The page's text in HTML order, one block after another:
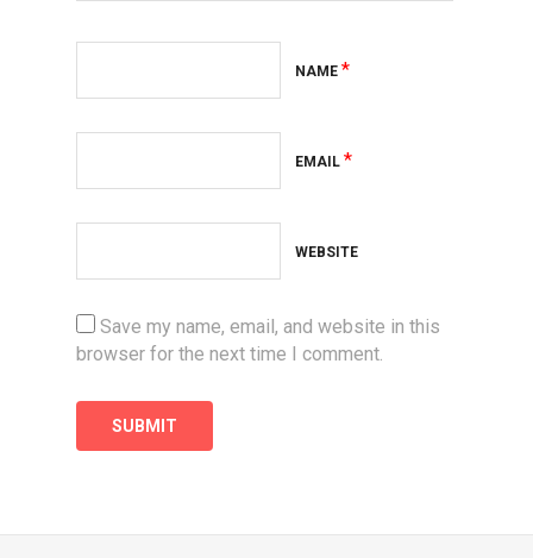
NAME *
EMAIL *
WEBSITE
Save my name, email, and website in this
browser for the next time I comment.